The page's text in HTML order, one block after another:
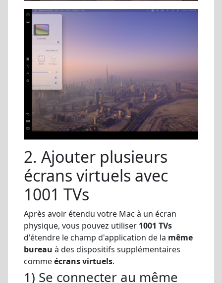
2. Ajouter plusieurs
écrans virtuels avec
1001 TVs
Après avoir étendu votre Mac à un écran
physique, vous pouvez utiliser 1001 TVs
d'étendre le champ d'application de la même
bureau à des dispositifs supplémentaires
commeécrans virtuels.
1) Se connecter au même